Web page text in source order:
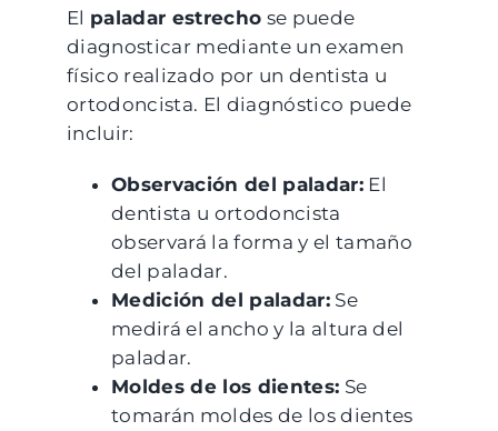
El paladar estrecho se puede
diagnosticar mediante un examen
físico realizado por un dentista u
ortodoncista. El diagnóstico puede
incluir:
Observación del paladar: El
dentista u ortodoncista
observará la forma y el tamaño
del paladar.
Medición del paladar: Se
medirá el ancho y la altura del
paladar.
Moldes de los dientes: Se
tomarán moldes de los dientes